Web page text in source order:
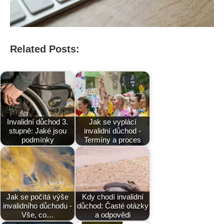
Related Posts:
Invalidní důchod 3.
stupně: Jaké jsou
podmínky
Jak se vyplácí
invalidní důchod -
Termíny a proces
Jak se počítá výše
invalidního důchodu -
Vše, co…
Kdy chodí invalidní
důchod: Časté otázky
a odpovědi